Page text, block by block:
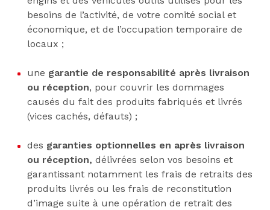
besoins de l’activité, de votre comité social et
économique, et de l’occupation temporaire de
locaux ;
une garantie de responsabilité après livraison
ou réception, pour couvrir les dommages
causés du fait des produits fabriqués et livrés
(vices cachés, défauts) ;
des garanties optionnelles en après livraison
ou réception, délivrées selon vos besoins et
garantissant notamment les frais de retraits des
produits livrés ou les frais de reconstitution
d’image suite à une opération de retrait des